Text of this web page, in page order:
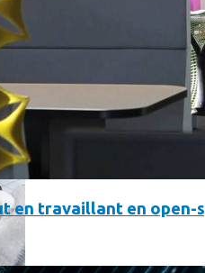
en travaillant en open-